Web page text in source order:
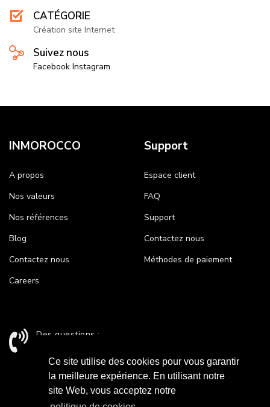
Ce site utilise des cookies pour vous garantir
la meilleure expérience. En utilisant notre
site Web, vous acceptez notre
CATÉGORIE
Création site Internet
Suivez nous
Facebook Instagram
INMOROCCO
A propos
Nos valeurs
Nos références
Blog
Contactez nous
Careers
Support
Espace client
FAQ
Support
Contactez nous
Méthodes de paiement
Des questions :
Paiement Sécurisé